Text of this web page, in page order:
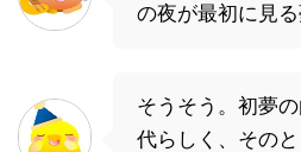
の夜が最初に見
そうそう。初夢
代らしく、その